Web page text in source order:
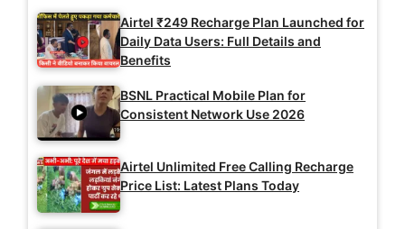
Airtel ₹249 Recharge Plan Launched for
Daily Data Users: Full Details and
Benefits
BSNL Practical Mobile Plan for
Consistent Network Use 2026
Airtel Unlimited Free Calling Recharge
Price List: Latest Plans Today